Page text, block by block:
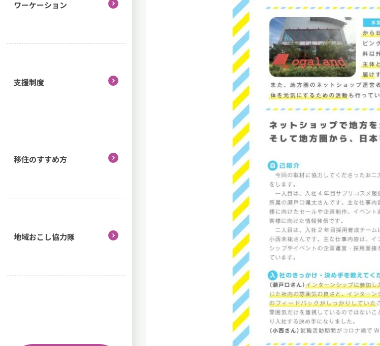
ワーケーション
支援制度
移住のすすめ方
地域おこし協力隊